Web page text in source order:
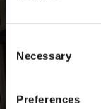
Necessary
Preferences